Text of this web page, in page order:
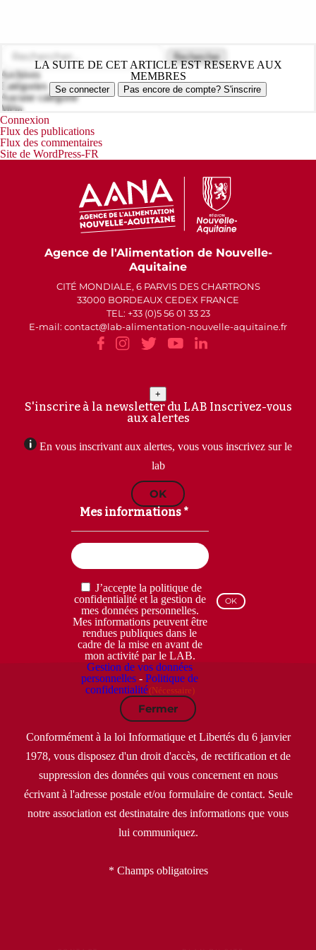
LA SUITE DE CET ARTICLE EST RESERVE AUX
MEMBRES
Se connecter Pas encore de compte? S'inscrire
Archives
Catégories
Aucune catégorie
Méta
Connexion
Flux des publications
Flux des commentaires
Site de WordPress-FR
Agence de l'Alimentation de Nouvelle-
Aquitaine
CITÉ MONDIALE, 6 PARVIS DES CHARTRONS
33000 BORDEAUX CEDEX FRANCE
TEL: +33 (0)5 56 01 33 23
E-mail: contact
lab-alimentation-nouvelle-aquitaine.fr
+
S'inscrire à la newsletter du LAB Inscrivez-vous
aux alertes
En vous inscrivant aux alertes, vous vous inscrivez sur le
lab
OK
Mes informations *
RGPD
(Nécessaire)
J’accepte la politique de
confidentialité et la gestion de
mes données personnelles.
Mes informations peuvent être
rendues publiques dans le
cadre de la mise en avant de
mon activité par le LAB.
Gestion de vos données
personnelles -Politique de
confidentialité(Nécessaire)
Fermer
Conformément à la loi Informatique et Libertés du 6 janvier
1978, vous disposez d'un droit d'accès, de rectification et de
suppression des données qui vous concernent en nous
écrivant à l'adresse postale et/ou formulaire de contact. Seule
notre association est destinataire des informations que vous
lui communiquez.
* Champs obligatoires